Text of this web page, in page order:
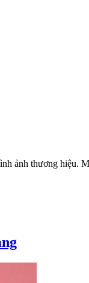
ảnh thương hiệu.